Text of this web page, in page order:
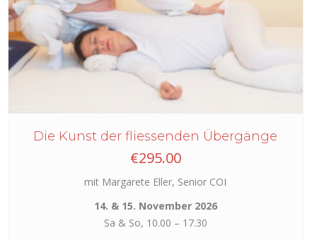
Die Kunst der fliessenden Übergänge
€295.00
mit Margarete Eller, Senior COI
14. & 15. November 2026
Sa & So, 10.00 – 17.30